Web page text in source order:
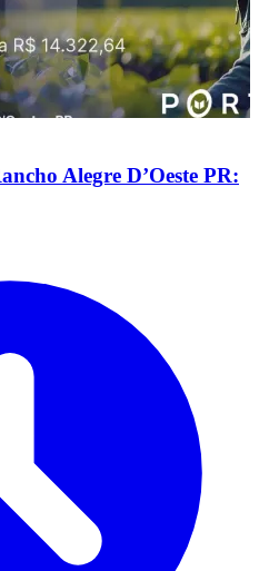
Alegre D’Oeste PR: